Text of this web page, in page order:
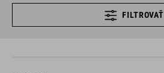
FILTROVAŤ